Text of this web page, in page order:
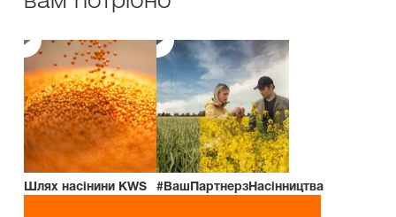
Шлях насінини KWS #ВашПартнерзНасінництва